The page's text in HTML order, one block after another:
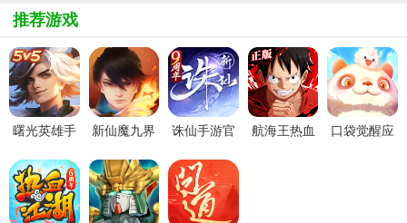
推荐游戏
曙光英雄手
版
新仙魔九界
方正版
诛仙手游官
航海王热血
口袋觉醒应